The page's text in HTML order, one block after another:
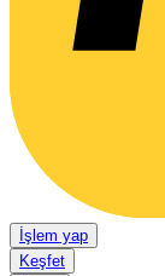
İşlem yap
Keşfet